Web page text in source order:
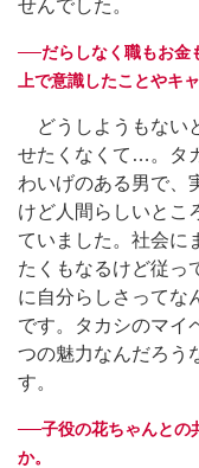
せんでした。
──だらしなく職もお金
上で意識したことやキ
どうしようもない
せたくなくて…。タ
わいげのある男で、
けど人間らしいとこ
ていました。社会に
たくもなるけど従っ
に自分らしさってな
です。タカシのマイ
つの魅力なんだろう
す。
──子役の花ちゃんとの
か。